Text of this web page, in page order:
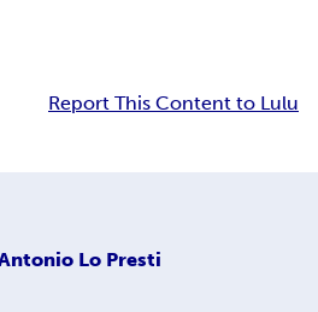
Report This Content to Lulu
Lo Presti